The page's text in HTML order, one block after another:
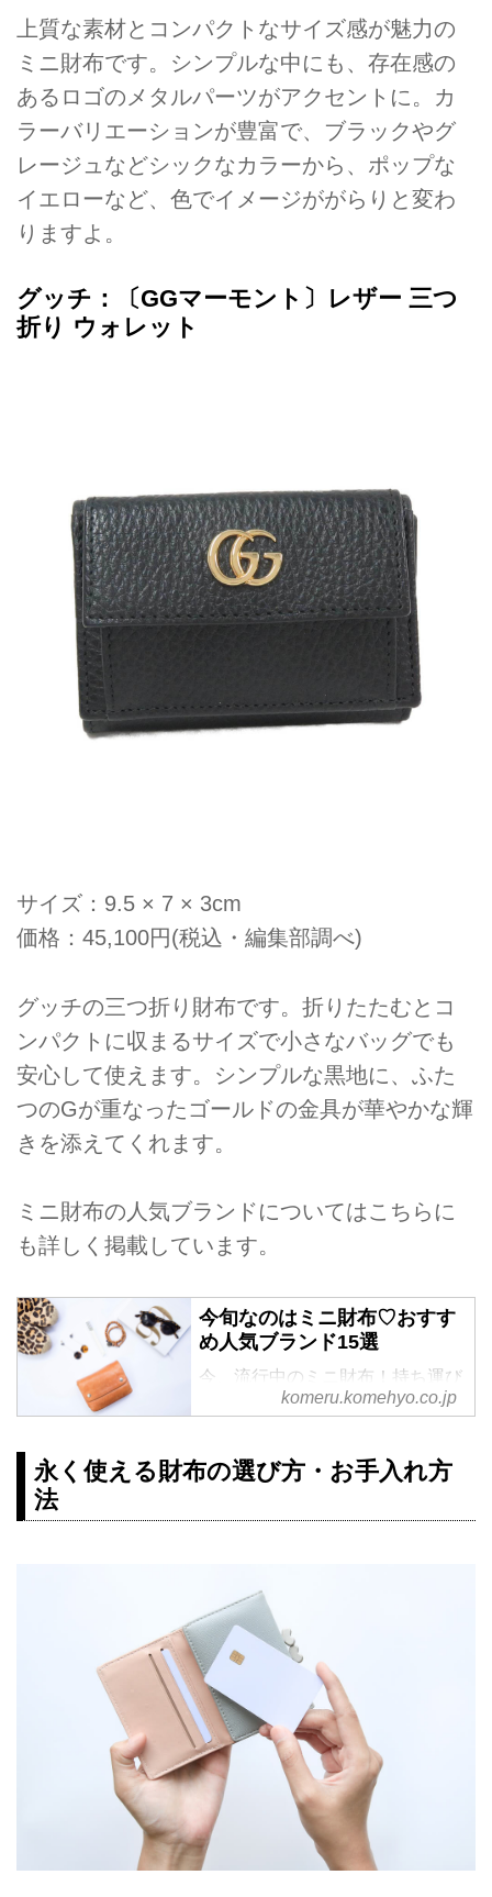
上質な素材とコンパクトなサイズ感が魅力の
ミニ財布です。シンプルな中にも、存在感の
あるロゴのメタルパーツがアクセントに。カ
ラーバリエーションが豊富で、ブラックやグ
レージュなどシックなカラーから、ポップな
イエローなど、色でイメージががらりと変わ
りますよ。
グッチ：〔GGマーモント〕レザー 三つ
折り ウォレット
サイズ：9.5 × 7 × 3cm
価格：45,100円(税込・編集部調べ)
グッチの三つ折り財布です。折りたたむとコ
ンパクトに収まるサイズで小さなバッグでも
安心して使えます。シンプルな黒地に、ふた
つのGが重なったゴールドの金具が華やかな輝
きを添えてくれます。
ミニ財布の人気ブランドについてはこちらに
も詳しく掲載しています。
今旬なのはミニ財布♡おすす
め人気ブランド15選
今、流行中のミニ財布！持ち運び
が楽なので、1つあると重宝しま
イント♡今回は、そんなミニ財布
komeru.komehyo.co.jp
永く使える財布の選び方・お手入れ方
法